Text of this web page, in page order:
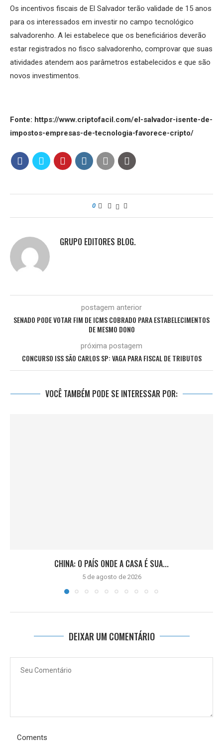
Os incentivos fiscais de El Salvador terão validade de 15 anos
para os interessados em investir no campo tecnológico
salvadorenho. A lei estabelece que os beneficiários deverão
estar registrados no fisco salvadorenho, comprovar que suas
atividades atendem aos parâmetros estabelecidos e que são
novos investimentos.
Fonte: https://www.criptofacil.com/el-salvador-isente-de-
impostos-empresas-de-tecnologia-favorece-cripto/
0
GRUPO EDITORES BLOG.
postagem anterior
SENADO PODE VOTAR FIM DE ICMS COBRADO PARA ESTABELECIMENTOS
DE MESMO DONO
próxima postagem
CONCURSO ISS SÃO CARLOS SP: VAGA PARA FISCAL DE TRIBUTOS
VOCÊ TAMBÉM PODE SE INTERESSAR POR:
CHINA: O PAÍS ONDE A CASA É SUA...
5 de agosto de 2026
DEIXAR UM COMENTÁRIO
Coments